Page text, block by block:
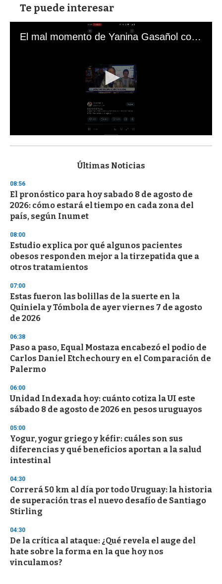
Te puede interesar
El mal momento de Yanina Gasañol con un hincha argentino en "Subrayado"
s
d
s
o
f
3
s
e
c
o
n
Últimas Noticias
08:56
El pronóstico para hoy sabado 8 de agosto de
2026: cómo estará el tiempo en cada zona del
país, según Inumet
08:00
Estudio explica por qué algunos pacientes
obesos responden mejor a la tirzepatida que a
otros tratamientos
07:00
Estas fueron las bolillas de la suerte en la
Quiniela y Tómbola de ayer viernes 7 de agosto
de 2026
06:38
Paso a paso, Equal Mostaza encabezó el podio de
Carlos Daniel Etchechoury en el Comparación de
Palermo
06:00
Unidad Indexada hoy: cuánto cotiza la UI este
sábado 8 de agosto de 2026 en pesos uruguayos
05:00
Yogur, yogur griego y kéfir: cuáles son sus
diferencias y qué beneficios aportan a la salud
intestinal
04:30
Correrá 50 km al día por todo Uruguay: la historia
de superación tras el nuevo desafío de Santiago
Stirling
04:30
De la crítica al ataque: ¿Qué revela el auge del
hate sobre la forma en la que hoy nos
vinculamos?